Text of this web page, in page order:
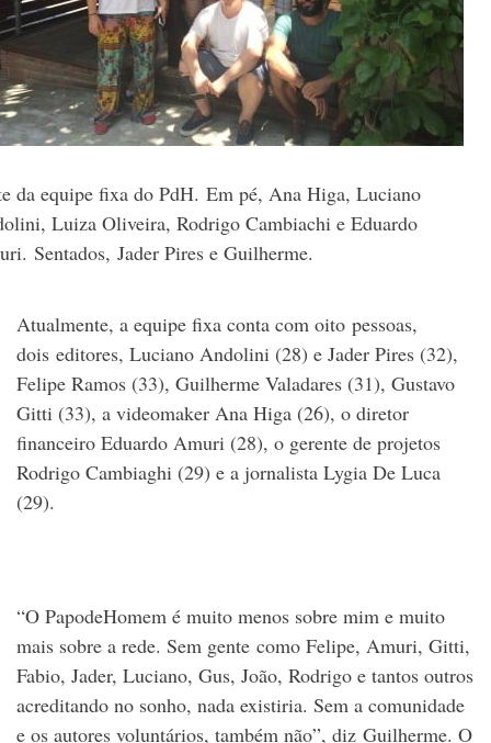
da equipe fixa do PdH. Em pé, Ana Higa, Luciano
Luiza Oliveira, Rodrigo Cambiachi e Eduardo
Sentados, Jader Pires e Guilherme.
Atualmente, a equipe fixa conta com oito pessoas,
dois editores, Luciano Andolini (28) e Jader Pires (32),
Felipe Ramos (33), Guilherme Valadares (31), Gustavo
Gitti (33), a videomaker Ana Higa (26), o diretor
financeiro Eduardo Amuri (28), o gerente de projetos
Rodrigo Cambiaghi (29) e a jornalista Lygia De Luca
(29).
“O PapodeHomem é muito menos sobre mim e muito
mais sobre a rede. Sem gente como Felipe, Amuri, Gitti,
Fabio, Jader, Luciano, Gus, João, Rodrigo e tantos outros
acreditando no sonho, nada existiria. Sem a comunidade
e os autores voluntários, também não”, diz Guilherme. O